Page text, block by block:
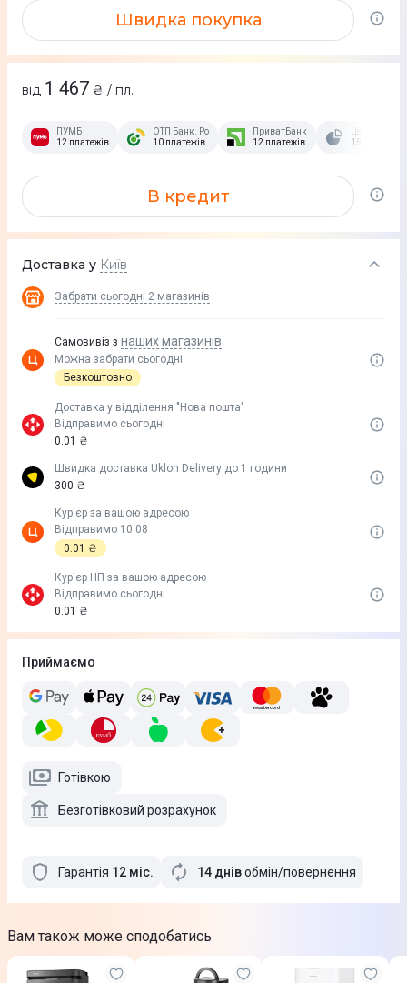
Швидка покупка
від 1 467 ₴ / пл.
ПУМБ
12 платежів
ОТП Банк. Розстрочка Скибочка.
10 платежів
ПриватБанк
12 платежів
15 платежів
В кредит
Доставка у Київ
Забрати сьогодні 2 магазинів
Самовивіз з наших магазинів
Можна забрати сьогодні
Безкоштовно
Доставка у вiддiлення "Нова пошта"
Відправимо сьогодні
0.01 ₴
Швидка доставка Uklon Delivery до 1 години
300 ₴
Кур'єр за вашою адресою
Відправимо 10.08
0.01 ₴
Кур'єр НП за вашою адресою
Відправимо сьогодні
0.01 ₴
Приймаємо
Готівкою
Безготівковий розрахунок
Гарантія 12 міс. 14 днівобмін/повернення
Вам також може сподобатись